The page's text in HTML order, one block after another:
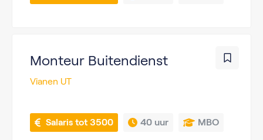
Monteur Buitendienst
Vianen UT
Salaris tot 3500 40 uur MBO